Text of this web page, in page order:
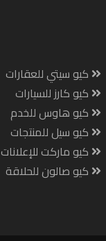
كيو سيتي للعقارات
كيو كارز للسيارات
كيو هاوس للخدم
كيو سيل للمنتجات
كيو ماركت للإعلانات
كيو صالون للحلاقة